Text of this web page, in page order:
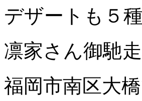
デザートも５
凛家さん御馳
福岡市南区大